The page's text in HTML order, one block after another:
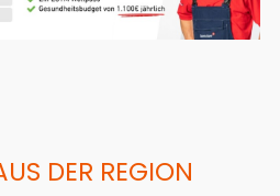
DER REGION